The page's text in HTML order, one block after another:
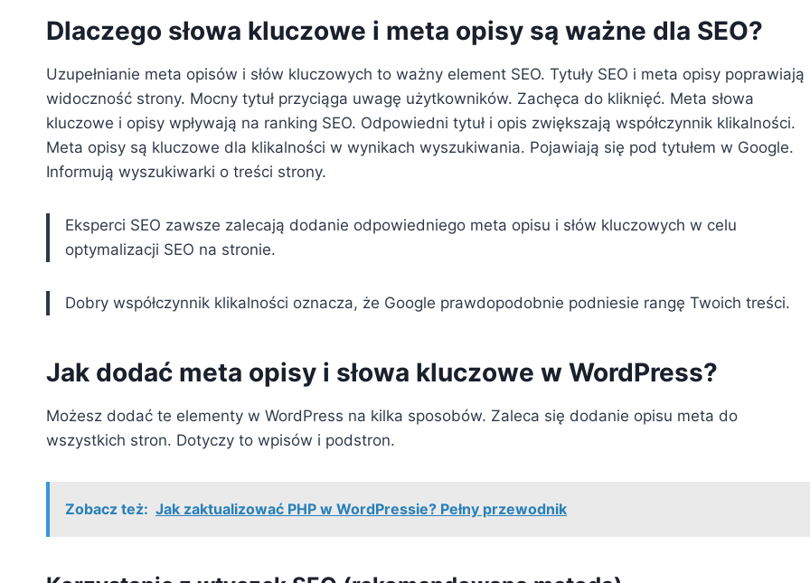
Dlaczego słowa kluczowe i meta opisy są ważne dla SEO?
Uzupełnianie meta opisów i słów kluczowych to ważny element SEO. Tytuły SEO i meta opisy poprawiają
widoczność strony. Mocny tytuł przyciąga uwagę użytkowników. Zachęca do kliknięć. Meta słowa
kluczowe i opisy wpływają na ranking SEO. Odpowiedni tytuł i opis zwiększają współczynnik klikalności.
Meta opisy są kluczowe dla klikalności w wynikach wyszukiwania. Pojawiają się pod tytułem w Google.
Informują wyszukiwarki o treści strony.
Eksperci SEO zawsze zalecają dodanie odpowiedniego meta opisu i słów kluczowych w celu
optymalizacji SEO na stronie.
Dobry współczynnik klikalności oznacza, że Google prawdopodobnie podniesie rangę Twoich treści.
Jak dodać meta opisy i słowa kluczowe w WordPress?
Możesz dodać te elementy w WordPress na kilka sposobów. Zaleca się dodanie opisu meta do
wszystkich stron. Dotyczy to wpisów i podstron.
Zobacz też: Jak zaktualizować PHP w WordPressie? Pełny przewodnik